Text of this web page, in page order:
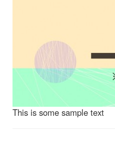
This is some sample text